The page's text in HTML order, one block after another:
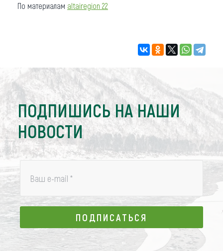
По материалам altairegion 22
ПОДПИШИСЬ НА НАШИ
НОВОСТИ
Ваш e-mail *
ПОДПИСАТЬСЯ
ПОДПИСАТЬСЯ